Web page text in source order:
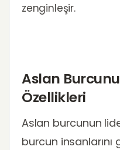
zenginleşir.
Aslan
Özellikleri
Aslan burcunun
burcun insanlarını